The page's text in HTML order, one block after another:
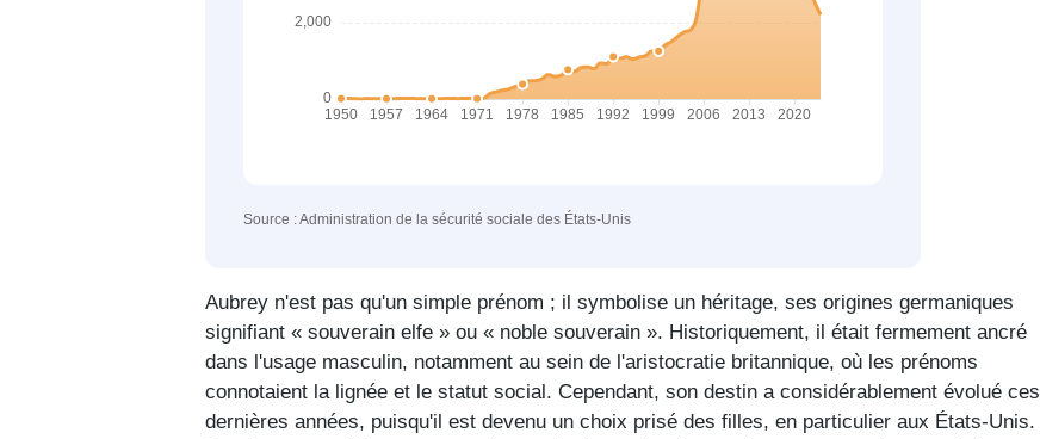
Source : Administration de la sécurité sociale des États-Unis
Aubrey n'est pas qu'un simple prénom ; il symbolise un héritage, ses origines germaniques
signifiant « souverain elfe » ou « noble souverain ». Historiquement, il était fermement ancré
dans l'usage masculin, notamment au sein de l'aristocratie britannique, où les prénoms
connotaient la lignée et le statut social. Cependant, son destin a considérablement évolué ces
dernières années, puisqu'il est devenu un choix prisé des filles, en particulier aux États-Unis.